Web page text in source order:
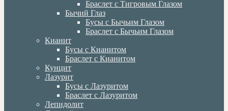
Браслет с Тигровым Глазом
Бычий Глаз
Бусы с Бычьим Глазом
Браслет с Бычьим Глазом
Кианит
Бусы с Кианитом
Браслет с Кианитом
Кунцит
Лазурит
Бусы с Лазуритом
Браслет с Лазуритом
Лепидолит